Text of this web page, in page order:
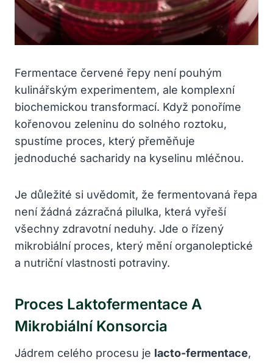
Fermentace červené řepy není pouhým
kulinářským experimentem, ale komplexní
biochemickou transformací. Když ponoříme
kořenovou zeleninu do solného roztoku,
spustíme proces, který přeměňuje
jednoduché sacharidy na kyselinu mléčnou.
Je důležité si uvědomit, že fermentovaná řepa
není žádná zázračná pilulka, která vyřeší
všechny zdravotní neduhy. Jde o řízený
mikrobiální proces, který mění organoleptické
a nutriční vlastnosti potraviny.
Proces Laktofermentace A
Mikrobiální Konsorcia
Jádrem celého procesu je lacto-fermentace,